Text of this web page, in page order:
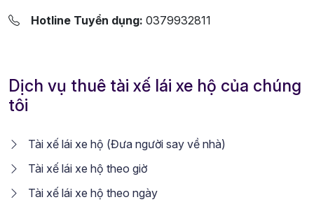
Hotline Tuyển dụng: 0379932811
Dịch vụ thuê tài xế lái xe hộ của chúng
tôi
Tài xế lái xe hộ (Đưa người say về nhà)
Tài xế lái xe hộ theo giờ
Tài xế lái xe hộ theo ngày